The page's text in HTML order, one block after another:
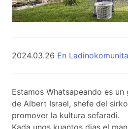
2024.03.26 En Ladinokomunita
Estamos Whatsapeando es
de Albert Israel, shefe del
promover la kultura sefaradi.
Kada unos kuantos dias el